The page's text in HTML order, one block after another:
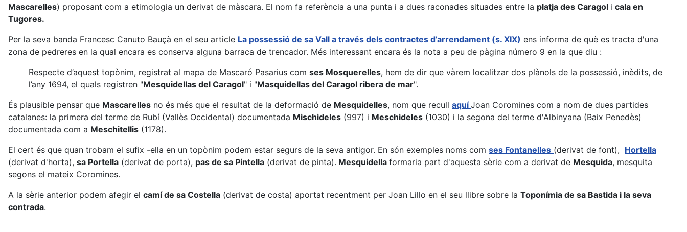
Mascarelles) proposant com a etimologia un derivat de màscara. El nom fa referència a una punta i a dues raconades situades entre la platja des Caragol i cala en
Tugores.
Per la seva banda Francesc Canuto Bauçà en el seu article La possessió de sa Vall a través dels contractes d’arrendament (s. XIX) ens informa de què es tracta d'una
zona de pedreres en la qual encara es conserva alguna barraca de trencador. Més interessant encara és la nota a peu de pàgina número 9 en la que diu :
Respecte d’aquest topònim, registrat al mapa de Mascaró Pasarius com ses Mosquerelles, hem de dir que vàrem localitzar dos plànols de la possessió, inèdits, de
l’any 1694, el quals registren "Mesquidellas del Caragol" i "Masquidellas del Caragol ribera de mar".
És plausible pensar que Mascarelles no és més que el resultat de la deformació de Mesquidelles, nom que recull aquíJoan Coromines com a nom de dues partides
catalanes: la primera del terme de Rubí (Vallès Occidental) documentada Mischideles (997) i Meschideles (1030) i la segona del terme d'Albinyana (Baix Penedès)
documentada com a Meschitellis (1178).
El cert és que quan trobam el sufix -ella en un topònim podem estar segurs de la seva antigor. En són exemples noms com ses Fontanelles (derivat de font), Hortella
(derivat d'horta), sa Portella (derivat de porta), pas de sa Pintella (derivat de pinta). Mesquidella formaria part d'aquesta sèrie com a derivat de Mesquida, mesquita
segons el mateix Coromines.
A la sèrie anterior podem afegir el camí de sa Costella (derivat de costa) aportat recentment per Joan Lillo en el seu llibre sobre la Toponímia de sa Bastida i la seva
contrada.